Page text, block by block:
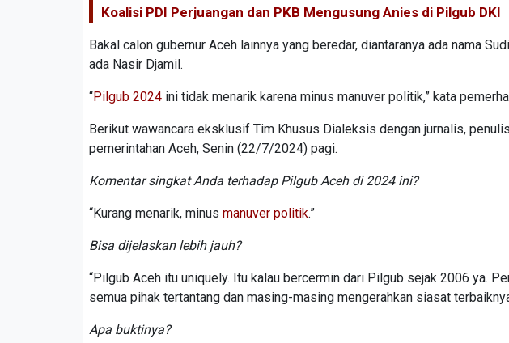
Koalisi PDI Perjuangan dan PKB Mengusung Anies di Pilgub DKI
Bakal calon gubernur Aceh lainnya yang beredar, diantaranya ada nama
ada Nasir Djamil.
“Pilgub 2024 ini tidak menarik karena minus manuver politik,” kata
Berikut wawancara eksklusif Tim Khusus Dialeksis dengan jurnalis,
pemerintahan Aceh, Senin (22/7/2024) pagi.
Komentar singkat Anda terhadap Pilgub Aceh di 2024 ini?
“Kurang menarik, minus manuver politik.”
Bisa dijelaskan lebih jauh?
“Pilgub Aceh itu uniquely. Itu kalau bercermin dari Pilgub sejak 2006 ya.
semua pihak tertantang dan masing-masing mengerahkan siasat
Apa buktinya?